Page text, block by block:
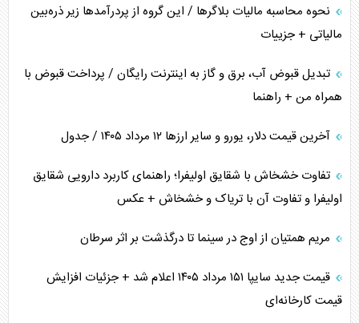
نحوه محاسبه مالیات بلاگر‌ها / این گروه از پردرآمد‌ها زیر ذره‌بین
مالیاتی + جزییات
تبدیل قبوض آب، برق و گاز به اینترنت رایگان / پرداخت قبوض با
همراه من + راهنما
آخرین قیمت دلار، یورو و سایر ارز‌ها ۱۲ مرداد ۱۴۰۵ / جدول
تفاوت خشخاش با شقایق اولیفرا؛ راهنمای کاربرد دارویی شقایق
اولیفرا و تفاوت آن با تریاک و خشخاش + عکس
مریم همتیان از اوج در سینما تا درگذشت بر اثر سرطان
قیمت جدید سایپا ۱۵۱ مرداد ۱۴۰۵ اعلام شد + جزئیات افزایش
قیمت کارخانه‌ای